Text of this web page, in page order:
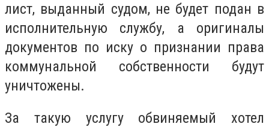
лист, выданный судом, не будет подан в
исполнительную службу, а оригиналы
документов по иску о признании права
коммунальной собственности будут
уничтожены.
За такую ​​услугу обвиняемый хотел